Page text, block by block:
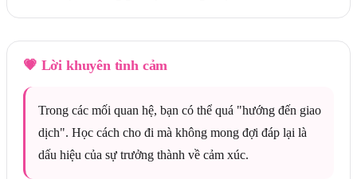
💗 Lời khuyên tình cảm
Trong các mối quan hệ, bạn có thể quá "hướng đến giao
dịch". Học cách cho đi mà không mong đợi đáp lại là
dấu hiệu của sự trưởng thành về cảm xúc.